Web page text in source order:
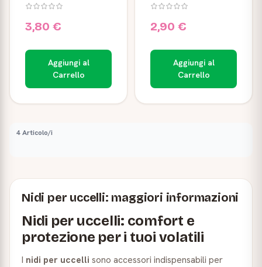
3,80 €
Aggiungi al
Carrello
2,90 €
Aggiungi al
Carrello
4 Articolo/i
Nidi per uccelli: maggiori informazioni
Nidi per uccelli: comfort e
protezione per i tuoi volatili
I nidi per uccelli sono accessori indispensabili per